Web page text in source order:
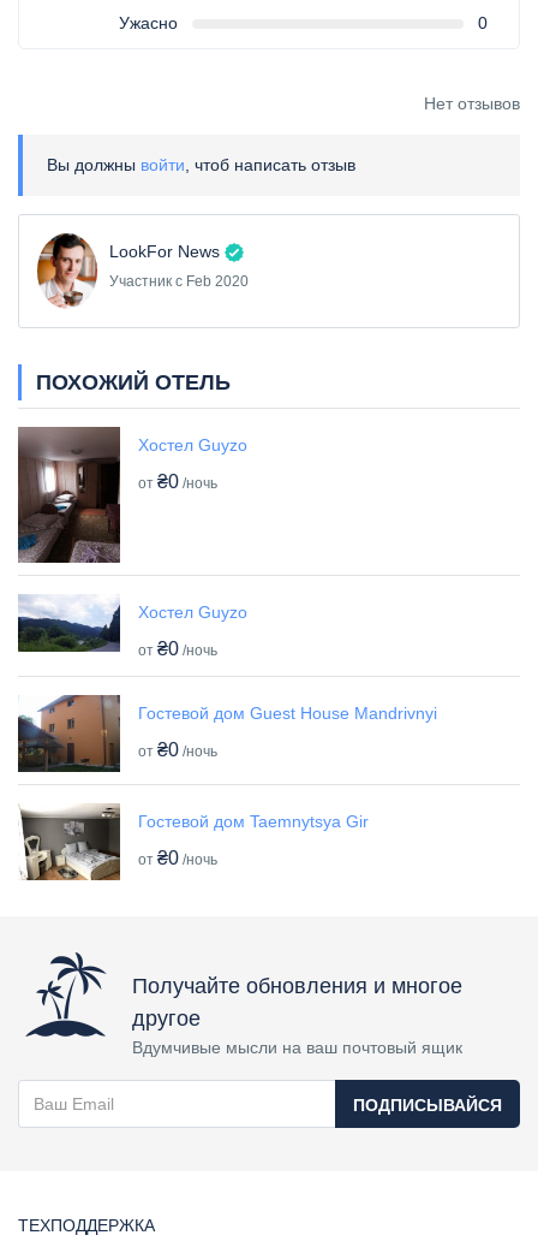
Ужасно 0
Нет отзывов
Вы должны войти , чтоб написать отзыв
LookFor News
Участник с Feb 2020
ПОХОЖИЙ ОТЕЛЬ
Хостел Guyzo
от ₴0 /ночь
Хостел Guyzo
от ₴0 /ночь
Гостевой дом Guest House Mandrivnyi
от ₴0 /ночь
Гостевой дом Taemnytsya Gir
от ₴0 /ночь
Получайте обновления и многое
другое
Вдумчивые мысли на ваш почтовый ящик
ПОДПИСЫВАЙСЯ
ТЕХПОДДЕРЖКА